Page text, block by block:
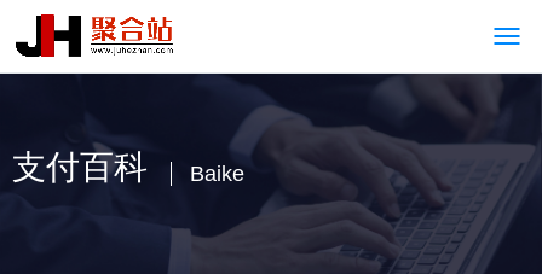
支付百科 Baike